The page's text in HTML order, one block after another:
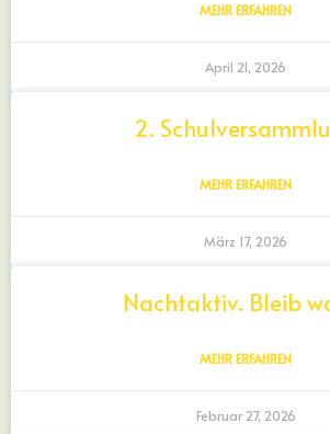
MEHR ERFAHREN
April 21, 2026
2.
MEHR ERFAHREN
März 17, 2026
Nachtaktiv. Bleib
MEHR ERFAHREN
Februar 27, 2026